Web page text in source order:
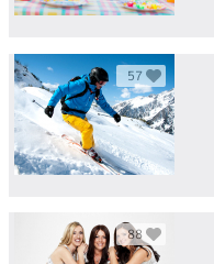
57
88